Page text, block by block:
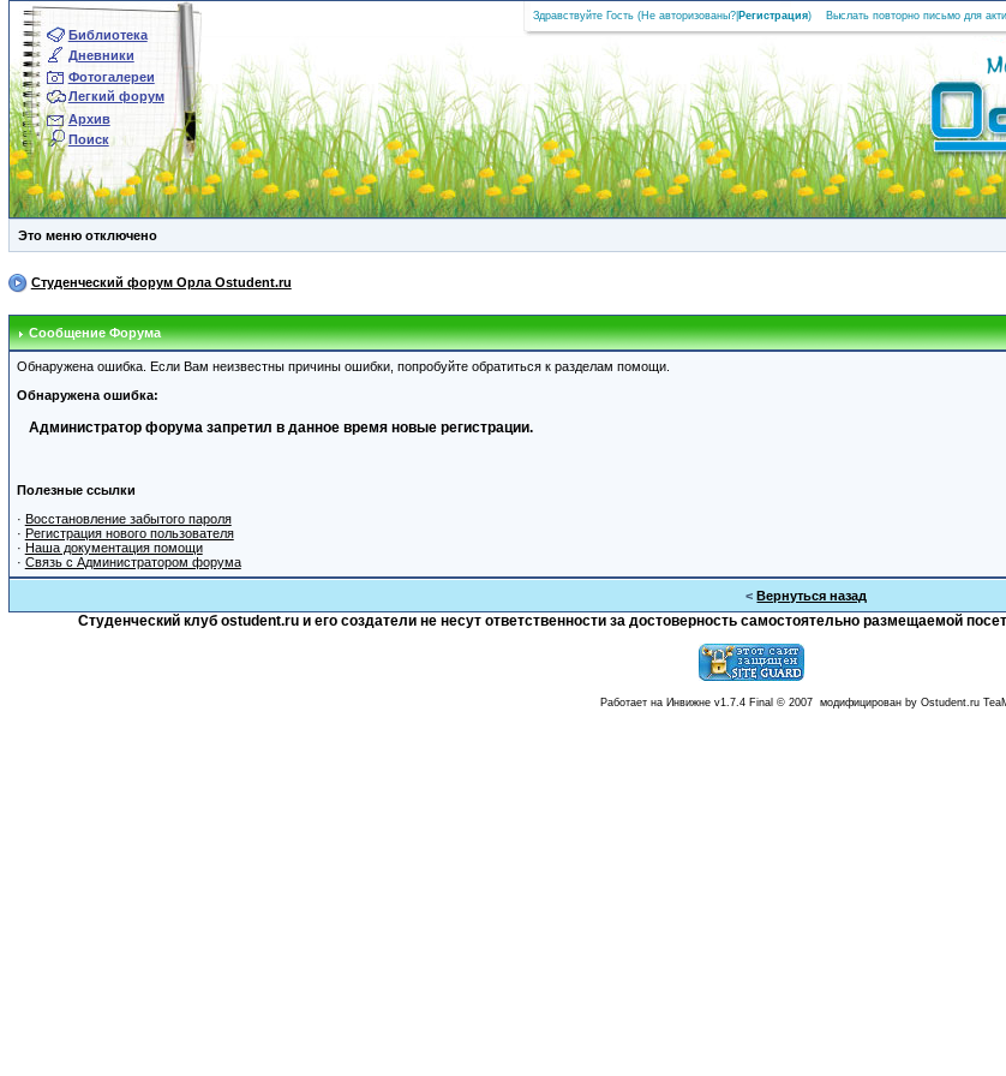
Библиотека
Дневники
Фотогалереи
Легкий форум
Архив
Поиск
Здравствуйте Гость (Не авторизованы? Регистрация) Выслать повторно письмо для
Это меню отключено
Студенческий форум Орла Ostudent.ru
Сообщение Форума
Обнаружена ошибка. Если Вам неизвестны причины ошибки, попробуйте обратиться к разделам помощи.
Обнаружена ошибка:
Администратор форума запретил в данное время новые регистрации.
Полезные ссылки
· Восстановление забытого пароля
· Регистрация нового пользователя
· Наша документация помощи
· Связь с Администратором форума
<Вернуться назад
Студенческий клуб ostudent.ru и его создатели не несут ответственности за достоверность самостоятельно размещаемой
Работает на Инвижне v1.7.4 Final © 2007 модифицирован by Ostudent.ru